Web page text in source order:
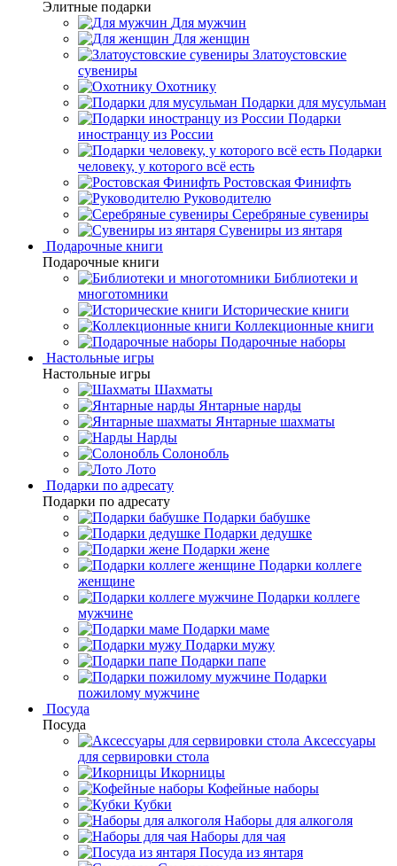
Элитные подарки
Для мужчин
Для женщин
Златоустовские
сувениры
Охотнику
Подарки для мусульман
Подарки
иностранцу из России
Подарки
человеку, у которого всё есть
Ростовская Финифть
Руководителю
Серебряные сувениры
Сувениры из янтаря
Подарочные книги
Подарочные книги
Библиотеки и
многотомники
Исторические книги
Коллекционные книги
Подарочные наборы
Настольные игры
Настольные игры
Шахматы
Янтарные нарды
Янтарные шахматы
Нарды
Солонобль
Лото
Подарки по адресату
Подарки по адресату
Подарки бабушке
Подарки дедушке
Подарки жене
Подарки коллеге
женщине
Подарки коллеге
мужчине
Подарки маме
Подарки мужу
Подарки папе
Подарки
пожилому мужчине
Посуда
Посуда
Аксессуары
для сервировки стола
Икорницы
Кофейные наборы
Кубки
Наборы для алкоголя
Наборы для чая
Посуда из янтаря